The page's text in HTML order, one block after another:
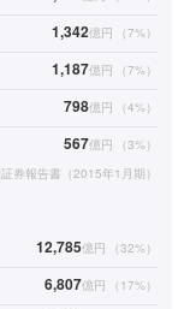
1,342億円 （7%）
1,187億円 （7%）
798億円 （4%）
567億円 （3%）
券報告書（2015年1月期）
12,785億円 （32%）
6,807億円 （ 17%）